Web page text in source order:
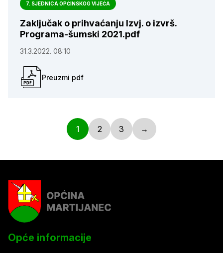
7. SJEDNICA OPĆINSKOG VIJEĆA
Zaključak o prihvaćanju Izvj. o izvrš.
Programa-šumski 2021.pdf
31.3.2022. 08:10
Preuzmi pdf
1 2 3 →
Opće informacije